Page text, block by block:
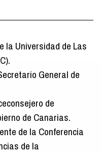
la Universidad de Las
General de
de
de Canarias.
de la Conferencia
de la